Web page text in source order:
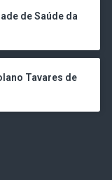
de Saúde da
Tavares de